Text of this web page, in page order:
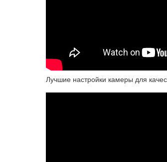
Лучшие настройки камеры для